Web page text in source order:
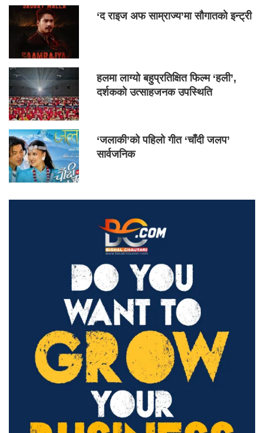
‘द राइज अफ साम्राज्य’मा सौगातको इन्ट्री
हलमा लाग्यो बहुप्रतिक्षित फिल्म ‘हली’,
दर्शकको उत्साहजनक उपस्थिति
‘जलाकी’को पहिलो गीत ‘चाँदी जलप’
सार्वजनिक